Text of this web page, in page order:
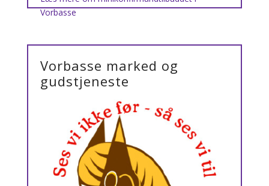
Vorbasse
Vorbasse marked og
gudstjeneste